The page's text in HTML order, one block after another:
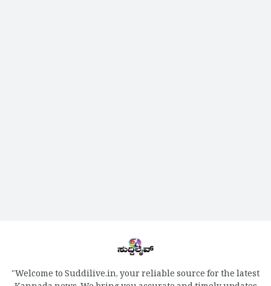
"Welcome to Suddilive.in, your reliable source for the latest